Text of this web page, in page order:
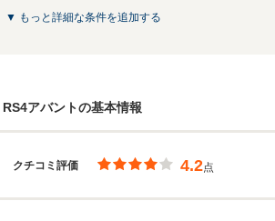
▼ もっと詳細な条件を追加する
RS4アバントの基本情報
クチコミ評価 4.2点